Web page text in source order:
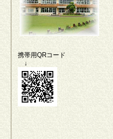
携帯用QRコード
↓